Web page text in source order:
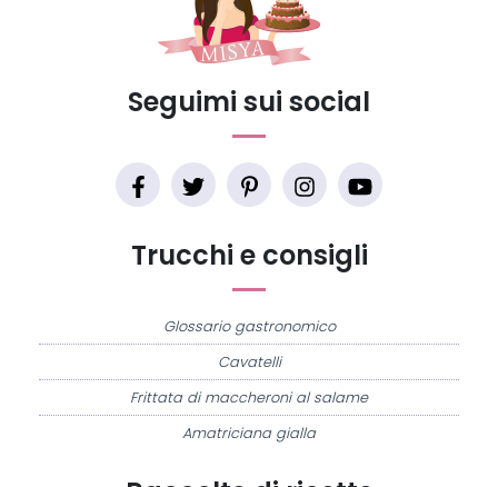
Trucchi e consigli
Glossario gastronomico
Cavatelli
Frittata di maccheroni al salame
Amatriciana gialla
Seguimi sui social